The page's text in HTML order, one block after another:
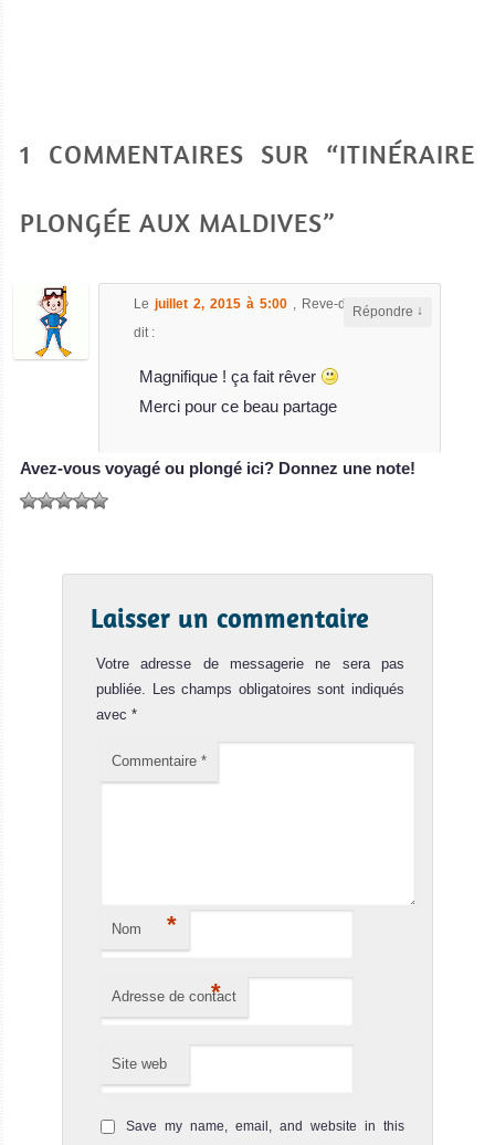
1 COMMENTAIRES SUR “ITINÉRAIRE
PLONGÉE AUX MALDIVES”
Le juillet 2, 2015 à 5:00 , Reve-d'images
a
dit :
Magnifique ! ça fait rêver
Merci pour ce beau partage
Répondre ↓
Avez-vous voyagé ou plongé ici? Donnez une note!
Laisser un commentaire
Votre adresse de messagerie ne sera pas
publiée.
Les champs obligatoires sont indiqués
avec*
Commentaire*
Nom *
Adresse de contact
*
Site web
Save my name, email, and website in this